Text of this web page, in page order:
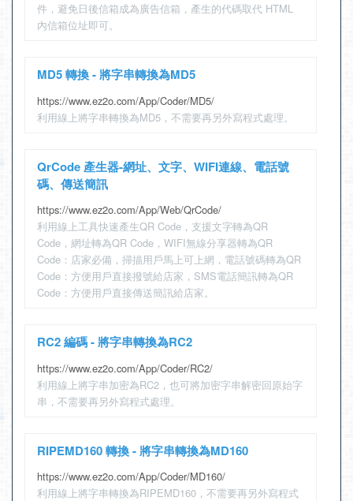
件，避免日後信箱成為廣告信箱，產生的代碼取代 HTML
內信箱位址即可。
MD5 轉換 - 將字串轉換為MD5
https://www.ez2o.com/App/Coder/MD5/
利用線上將字串轉換為MD5，不需要再另外寫程式處理。
QrCode 產生器-網址、文字、WIFI連線、電話號
碼、傳送簡訊
https://www.ez2o.com/App/Web/QrCode/
利用線上工具快速產生QR Code，支援文字轉為QR
Code，網址轉為QR Code，WIFI無線分享器轉為QR
Code：店家必備，掃描用戶馬上可上網，電話號碼轉為QR
Code：方便用戶直接撥號給店家，SMS電話簡訊轉為QR
Code：方便用戶直接傳送簡訊給店家。
RC2 編碼 - 將字串轉換為RC2
https://www.ez2o.com/App/Coder/RC2/
利用線上將字串加密為RC2，也可將加密字串解密回原始字
串，不需要再另外寫程式處理。
RIPEMD160 轉換 - 將字串轉換為MD160
https://www.ez2o.com/App/Coder/MD160/
利用線上將字串轉換為RIPEMD160，不需要再另外寫程式